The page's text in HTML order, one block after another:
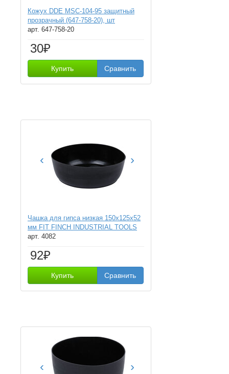
Кожух DDE MSC-104-95 защитный
прозрачный (647-758-20), шт
арт. 647-758-20
30₽
Купить Сравнить
‹ ›
Чашка для гипса низкая 150х125х52
мм FIT FINCH INDUSTRIAL TOOLS
арт. 4082
92₽
Купить Сравнить
‹ ›